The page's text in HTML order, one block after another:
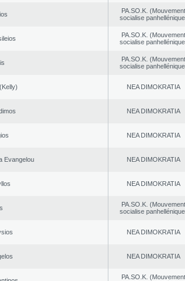
PA.SO.K. (Mouvement
socialise
PA.SO.K. (Mouvement
socialise
PA.SO.K. (Mouvement
socialise
NEA DΙMOKRATIA
NEA DΙMOKRATIA
NEA DΙMOKRATIA
Evangelou NEA DΙMOKRATIA
NEA DΙMOKRATIA
PA.SO.K. (Mouvement
socialise
NEA DΙMOKRATIA
NEA DΙMOKRATIA
PA.SO.K. (Mouvement